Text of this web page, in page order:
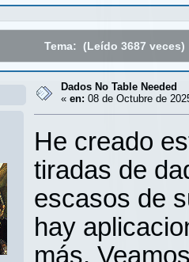
Tema: (Leído 3687 veces)
Dados No Table Needed
« en: 08 de Octubre de
He creado
tiradas de
escasos de
hay
más.